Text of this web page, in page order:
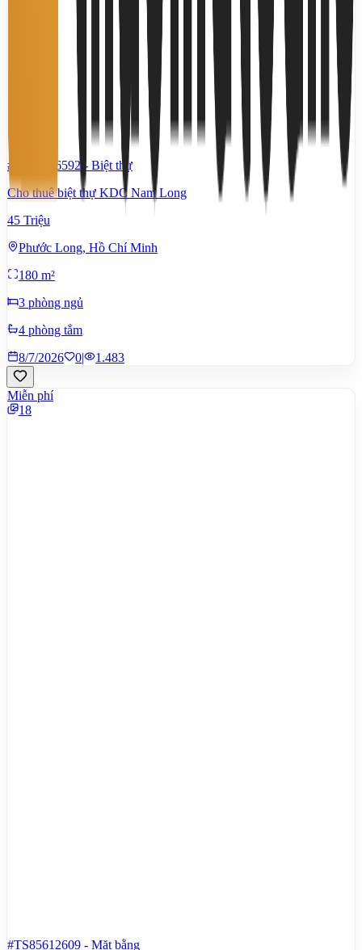
#TS98486592 - Biệt thự
Cho thuê biệt thự KDC Nam Long
45 Triệu
Phước Long, Hồ Chí Minh
180 m²
3 phòng ngủ
4 phòng tắm
8/7/2026
0| 1.483
Miễn phí
18
#TS85612609 - Mặt bằng